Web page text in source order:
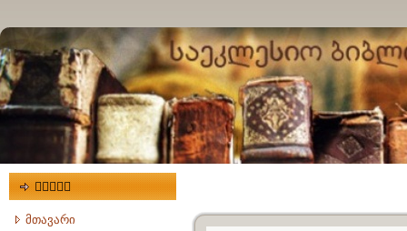
მენიუ
მთავარი